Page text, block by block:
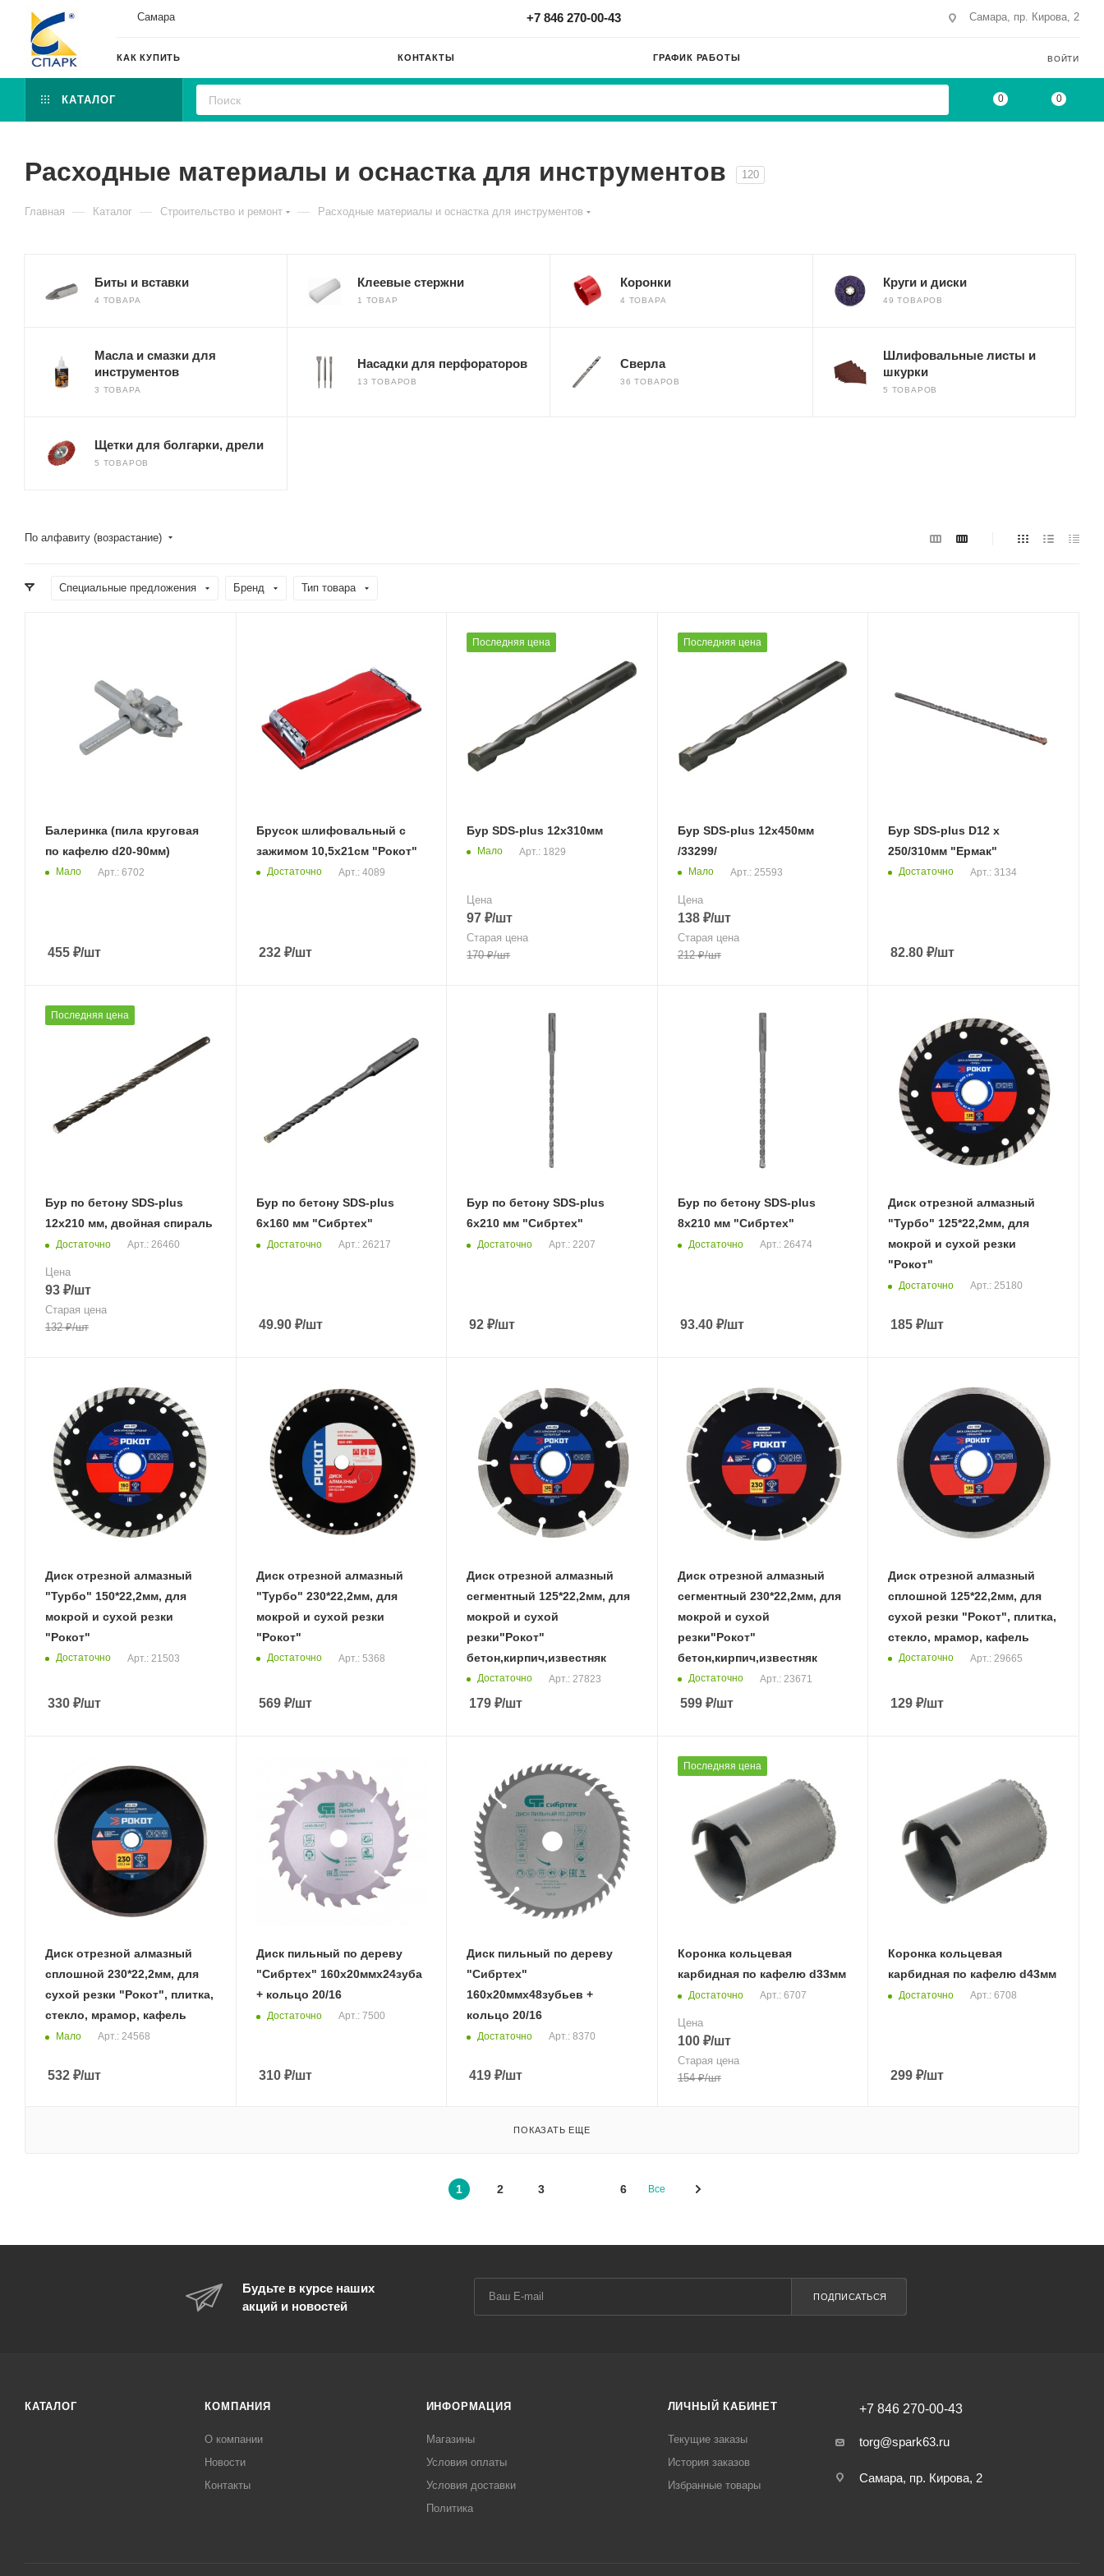
Самара +7 846 270-00-43 Самара, пр. Кирова, 2
КАК КУПИТЬ КОНТАКТЫ ГРАФИК РАБОТЫ ВОЙТИ
КАТАЛОГ 0 0
Расходные материалы и оснастка для инструментов 120
Главная — Каталог — Строительство и ремонт — Расходные материалы и оснастка для инструментов
Биты и вставки
4 ТОВАРА
Клеевые стержни
1 ТОВАР
Коронки
4 ТОВАРА
Круги и диски
49 ТОВАРОВ
Масла и смазки для
инструментов
3 ТОВАРА
Насадки для перфораторов
13 ТОВАРОВ
Сверла
36 ТОВАРОВ
Шлифовальные листы и
шкурки
5 ТОВАРОВ
Щетки для болгарки, дрели
5 ТОВАРОВ
По алфавиту (возрастание)
Специальные предложения Бренд Тип товара
Балеринка (пила круговая
по кафелю d20-90мм)
Мало Арт.: 6702
455 ₽/шт
Брусок шлифовальный с
зажимом 10,5х21см "Рокот"
Достаточно Арт.: 4089
232₽/шт
Последняя цена
Бур SDS-plus 12х310мм
Мало Арт.: 1829
Цена
97 ₽/шт
Старая цена
170₽/шт
Последняя цена
Бур SDS-plus 12х450мм
/33299/
Мало Арт.: 25593
Цена
138₽/шт
Старая цена
212₽/шт
Бур SDS-plus D12 х
250/310мм "Ермак"
Достаточно Арт.: 3134
82.80 ₽/шт
Последняя цена
Бур по бетону SDS-plus
12х210 мм, двойная спираль
Достаточно Арт.: 26460
Цена
93 ₽/шт
Старая цена
132₽/шт
Бур по бетону SDS-plus
6х160 мм "Сибртех"
Достаточно Арт.: 26217
49.90₽/шт
Бур по бетону SDS-plus
6х210 мм "Сибртех"
Достаточно Арт.: 2207
92 ₽/шт
Бур по бетону SDS-plus
8х210 мм "Сибртех"
Достаточно Арт.: 26474
93.40₽/шт
Диск отрезной алмазный
"Турбо" 125*22,2мм, для
мокрой и сухой резки
"Рокот"
Достаточно Арт.: 25180
185 ₽/шт
Диск отрезной алмазный
"Турбо" 150*22,2мм, для
мокрой и сухой резки
"Рокот"
Достаточно Арт.: 21503
330 ₽/шт
Диск отрезной алмазный
"Турбо" 230*22,2мм, для
мокрой и сухой резки
"Рокот"
Достаточно Арт.: 5368
569₽/шт
Диск отрезной алмазный
сегментный 125*22,2мм, для
мокрой и сухой
резки"Рокот"
бетон,кирпич,известняк
Достаточно Арт.: 27823
179 ₽/шт
Диск отрезной алмазный
сегментный 230*22,2мм, для
мокрой и сухой
резки"Рокот"
бетон,кирпич,известняк
Достаточно Арт.: 23671
599₽/шт
Диск отрезной алмазный
сплошной 125*22,2мм, для
сухой резки "Рокот", плитка,
стекло, мрамор, кафель
Достаточно Арт.: 29665
129 ₽/шт
Диск отрезной алмазный
сплошной 230*22,2мм, для
сухой резки "Рокот", плитка,
стекло, мрамор, кафель
Мало Арт.: 24568
532 ₽/шт
Диск пильный по дереву
"Сибртех" 160х20ммх24зуба
+ кольцо 20/16
Достаточно Арт.: 7500
310₽/шт
Диск пильный по дереву
"Сибртех"
160х20ммх48зубьев +
кольцо 20/16
Достаточно Арт.: 8370
419 ₽/шт
Последняя цена
Коронка кольцевая
карбидная по кафелю d33мм
Достаточно Арт.: 6707
Цена
100₽/шт
Старая цена
154₽/шт
Коронка кольцевая
карбидная по кафелю d43мм
Достаточно Арт.: 6708
299 ₽/шт
ПОКАЗАТЬ ЕЩЕ
1 2 3 6 Все
Будьте в курсе наших
акций и новостей
ПОДПИСАТЬСЯ
КАТАЛОГ КОМПАНИЯ
О компании
Новости
Контакты
ИНФОРМАЦИЯ
Магазины
Условия оплаты
Условия доставки
Политика
ЛИЧНЫЙ КАБИНЕТ
Текущие заказы
История заказов
Избранные товары
+7 846 270-00-43
torg@spark63.ru
Самара, пр. Кирова, 2